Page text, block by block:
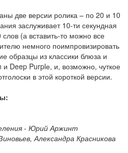
две версии ролика – по 20 и 10
заслуживает 10-ти секундная
(а вставить-то можно все
немного поимпровизировать
образцы из классики блюза и
и Deep Purplе, и, возможно, чуткое
в этой короткой версии.
- Юрий Аржинт
Александра Красникова